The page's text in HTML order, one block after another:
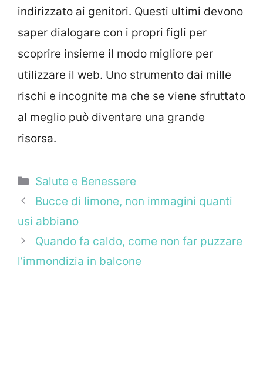
indirizzato ai genitori. Questi ultimi devono
saper dialogare con i propri figli per
scoprire insieme il modo migliore per
utilizzare il web. Uno strumento dai mille
rischi e incognite ma che se viene sfruttato
al meglio può diventare una grande
risorsa.
Categorie
Salute e Benessere
Bucce di limone, non immagini quanti
usi abbiano
Quando fa caldo, come non far puzzare
l’immondizia in balcone